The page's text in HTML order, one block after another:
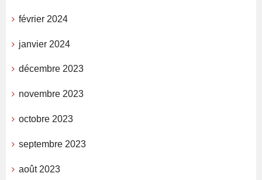
février 2024
janvier 2024
décembre 2023
novembre 2023
octobre 2023
septembre 2023
août 2023